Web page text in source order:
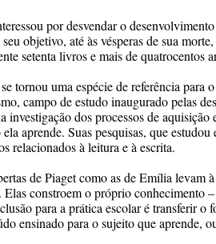
por desvendar o
objetivo, até às vésperas de sua
setenta livros e mais de quatrocentos
tornou uma espécie de referência para
campo de estudo inaugurado pelas
investigação dos processos de
aprende. Suas pesquisas, que
relacionados à leitura e à escrita.
de Piaget como as de Emília levam
Elas constroem o próprio conhecimento
para a prática escolar é transferir o
ensinado para o sujeito que aprende,